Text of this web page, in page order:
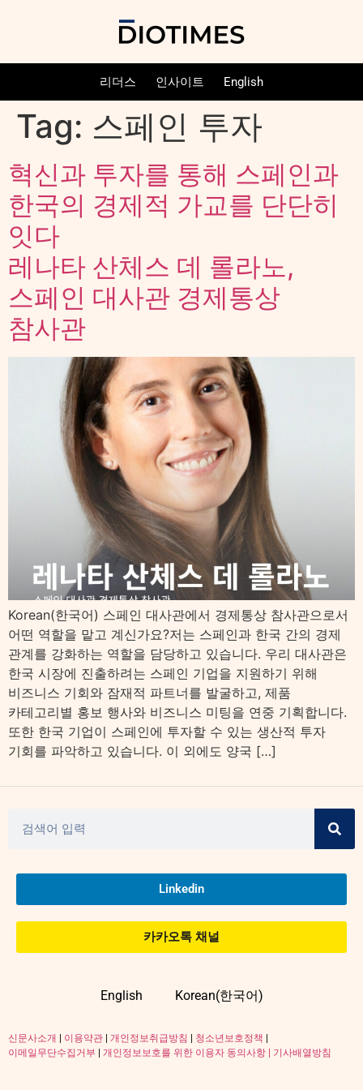
리더스 인사이트 English
Tag: 스페인 투자
혁신과 투자를 통해 스페인과
한국의 경제적 가교를 단단히
잇다
레나타 산체스 데 롤라노,
스페인 대사관 경제통상
참사관
Korean(한국어) 스페인 대사관에서 경제통상 참사관으로서
어떤 역할을 맡고 계신가요?저는 스페인과 한국 간의 경제
관계를 강화하는 역할을 담당하고 있습니다. 우리 대사관은
한국 시장에 진출하려는 스페인 기업을 지원하기 위해
비즈니스 기회와 잠재적 파트너를 발굴하고, 제품
카테고리별 홍보 행사와 비즈니스 미팅을 연중 기획합니다.
또한 한국 기업이 스페인에 투자할 수 있는 생산적 투자
기회를 파악하고 있습니다. 이 외에도 양국 […]
Linkedin
카카오톡 채널
English Korean(한국어)
신문사소개 이용약관 개인정보취급방침 청소년보호정책
이메일무단수집거부
개인정보보호를 위한 이용자 동의사항 | 기사배열방침